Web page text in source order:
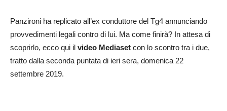
Panzironi ha replicato all’ex conduttore del Tg4 annunciando
provvedimenti legali contro di lui. Ma come finirà? In attesa di
scoprirlo, ecco qui il video Mediaset con lo scontro tra i due,
tratto dalla seconda puntata di ieri sera, domenica 22
settembre 2019.